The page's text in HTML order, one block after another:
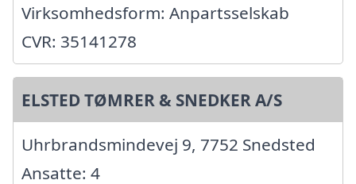
Virksomhedsform: Anpartsselskab
CVR: 35141278
ELSTED TØMRER & SNEDKER A/S
Uhrbrandsmindevej 9, 7752 Snedsted
Ansatte: 4